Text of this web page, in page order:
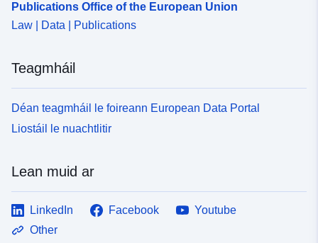
Publications Office of the European Union
Law | Data | Publications
Teagmháil
Déan teagmháil le foireann European Data Portal
Liostáil le nuachtlitir
Lean muid ar
LinkedIn Facebook
Youtube
Other